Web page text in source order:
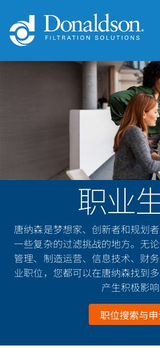
职业
唐纳森是梦想家、创新者和规划
一些复杂的过滤挑战的地方。无
管理、制造运营、信息技术、财
业职位，您都可以在唐纳森找到
产生积极影响
职位搜索与